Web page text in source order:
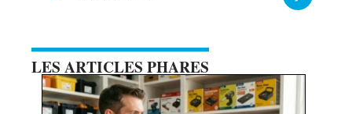
LES ARTICLES PHARES